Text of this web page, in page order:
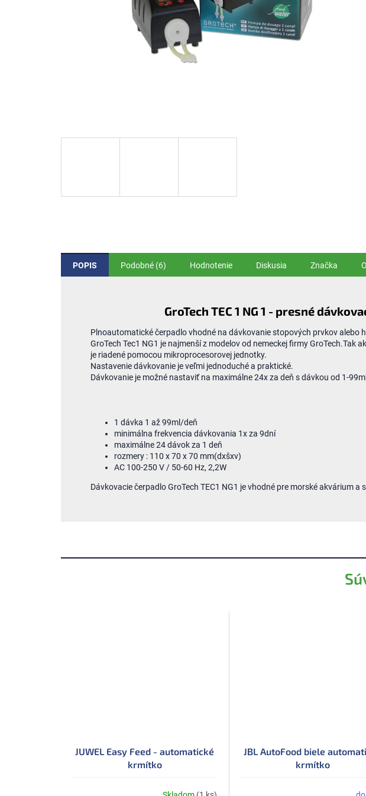
JUWEL Easy Feed - automatické
krmítko
JBL AutoFood biele
krmítko
POPIS Podobné (6) Hodnotenie Diskusia Značka
GroTech TEC 1 NG 1 - presné
Plnoautomatické čerpadlo vhodné na dávkovanie stopových prvkov alebo
GroTech Tec1 NG1 je najmenší z modelov od nemeckej firmy GroTech.Tak
je riadené pomocou mikroprocesorovej jednotky.
Nastavenie dávkovanie je veľmi jednoduché a praktické.
Dávkovanie je možné nastaviť na maximálne 24x za deň s dávkou od 1-
1 dávka 1 až 99ml/deň
minimálna frekvencia dávkovania 1x za 9dní
maximálne 24 dávok za 1 deň
rozmery : 110 x 70 x 70 mm(dxšxv)
AC 100-250 V / 50-60 Hz, 2,2W
Dávkovacie čerpadlo GroTech TEC1 NG1 je vhodné pre morské akvárium a